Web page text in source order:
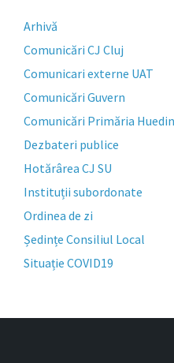
Arhivă
Comunicări CJ Cluj
Comunicari externe UAT
Comunicări Guvern
Comunicări Primăria Huedin
Dezbateri publice
Hotărârea CJ SU
Instituții subordonate
Ordinea de zi
Ședințe Consiliul Local
Situație COVID19